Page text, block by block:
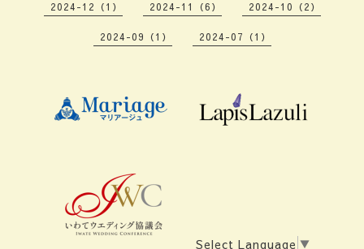
2024-12（1） 2024-11（6） 2024-10（2）
2024-09（1） 2024-07（1）
Select Language ▼